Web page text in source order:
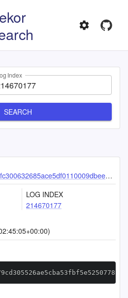
Index
SEARCH
LOG INDEX
214670177